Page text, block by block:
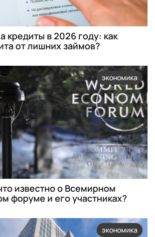
кредиты в 2026 году: как
от лишних займов?
экономика
известно о Всемирном
форуме и его участниках?
экономика